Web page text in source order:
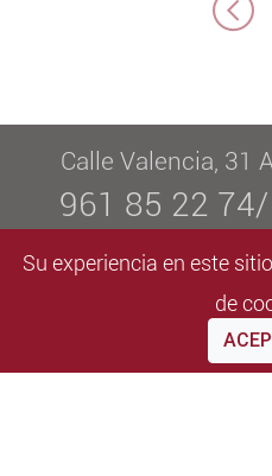
Calle Valencia, 31
961 85 22
Su experiencia en este
de